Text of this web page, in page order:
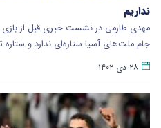
نداریم
مهدی طارمی در نشست خبری قبل از
جام ملت‌های آسیا ستاره‌ای ندارد و ستاره
۲۸ دی ۱۴۰۲